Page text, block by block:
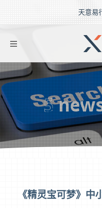
天意易
2BROEAR
5